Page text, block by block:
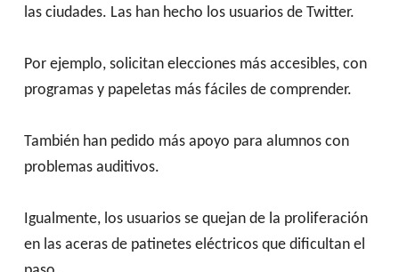
las ciudades. Las han hecho los usuarios de Twitter.
Por ejemplo, solicitan elecciones más accesibles, con
programas y papeletas más fáciles de comprender.
También han pedido más apoyo para alumnos con
problemas auditivos.
Igualmente, los usuarios se quejan de la proliferación
en las aceras de patinetes eléctricos que dificultan el